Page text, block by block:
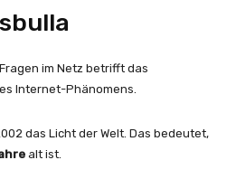
im Netz betrifft das
Internet-Phänomens.
das Licht der Welt. Das bedeutet,
alt ist.